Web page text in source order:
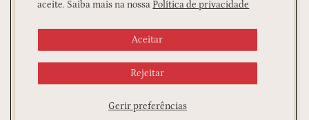
aceite. Saiba mais na nossa Política de privacidade
Gerir preferências
Aceitar
Rejeitar